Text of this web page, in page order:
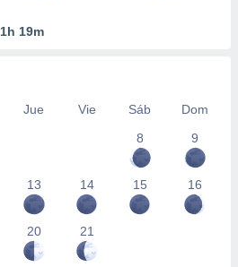
1h 19m
Jue Vie Sáb
Dom
8
9
13 14 15 16
20 21